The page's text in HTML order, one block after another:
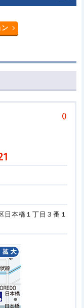
ン
()
本橋１丁目３番１